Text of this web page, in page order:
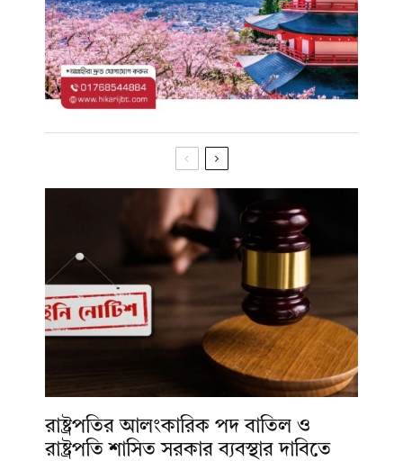
রাষ্ট্রপতির আলংকারিক পদ বাতিল ও
রাষ্ট্রপতি শাসিত সরকার ব্যবস্থার দাবিতে